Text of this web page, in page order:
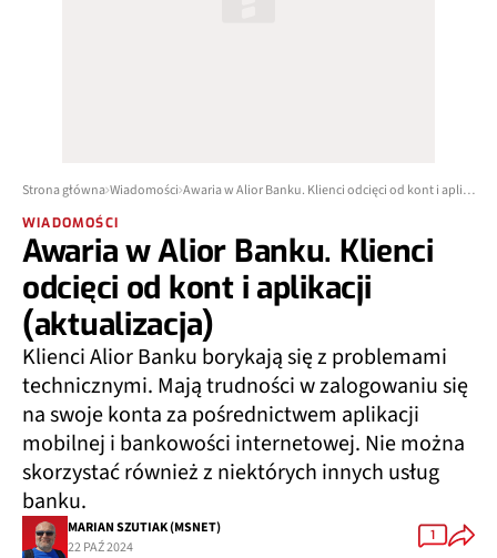
Strona główna Wiadomości Awaria w Alior Banku. Klienci odcięci od kont i aplikacji (aktualizacja)
WIADOMOŚCI
Awaria w Alior Banku. Klienci
odcięci od kont i aplikacji
(aktualizacja)
Klienci Alior Banku borykają się z problemami
technicznymi. Mają trudności w zalogowaniu się
na swoje konta za pośrednictwem aplikacji
mobilnej i bankowości internetowej. Nie można
skorzystać również z niektórych innych usług
banku.
MARIAN SZUTIAK (MSNET)
22 PAŹ 2024
1